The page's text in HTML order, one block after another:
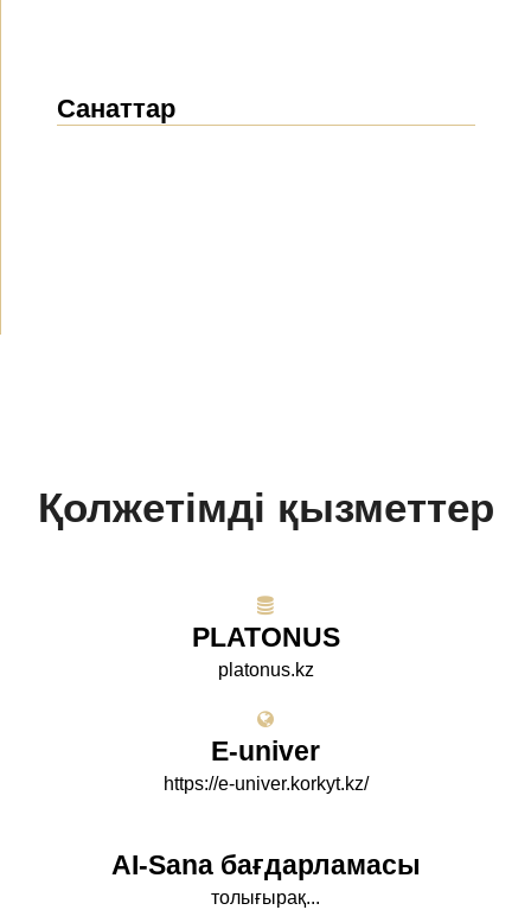
Санаттар
Қолжетімді қызметтер
PLATONUS
platonus.kz
E-univer
https://e-univer.korkyt.kz/
AI-Sana бағдарламасы
толығырақ...